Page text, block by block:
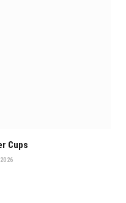
Cups